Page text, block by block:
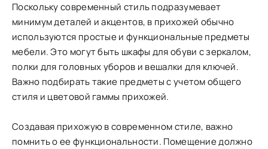
Поскольку современный стиль подразумевает
минимум деталей и акцентов, в прихожей обычно
используются простые и функциональные предметы
мебели. Это могут быть шкафы для обуви с зеркалом,
полки для головных уборов и вешалки для ключей.
Важно подбирать такие предметы с учетом общего
стиля и цветовой гаммы прихожей.
Создавая прихожую в современном стиле, важно
помнить о ее функциональности. Помещение должно